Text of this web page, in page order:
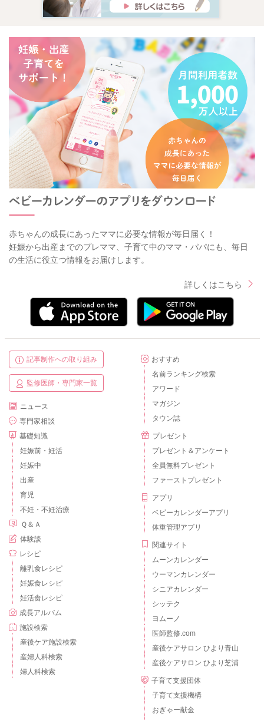
赤ちゃんの成長にあったママに必要な情報が毎日届く！
妊娠から出産までのプレママ、子育て中のママ・パパにも、毎日
の生活に役立つ情報をお届けします。
詳しくはこちら
記事制作への取り組み
監修医師・専門家一覧
ニュース
専門家相談
基礎知識
妊娠前・妊活
妊娠中
出産
育児
不妊・不妊治療
Ｑ＆Ａ
体験談
レシピ
離乳食レシピ
妊娠食レシピ
妊活食レシピ
成長アルバム
施設検索
産後ケア施設検索
産婦人科検索
婦人科検索
おすすめ
名前ランキング検索
アワード
マガジン
タウン誌
プレゼント
プレゼント＆アンケート
全員無料プレゼント
ファーストプレゼント
アプリ
ベビーカレンダーアプリ
体重管理アプリ
関連サイト
ムーンカレンダー
ウーマンカレンダー
シニアカレンダー
シッテク
ヨムーノ
医師監修.com
産後ケアサロン ひより青山
産後ケアサロン ひより芝浦
子育て支援団体
子育て支援機構
おぎゃー献金